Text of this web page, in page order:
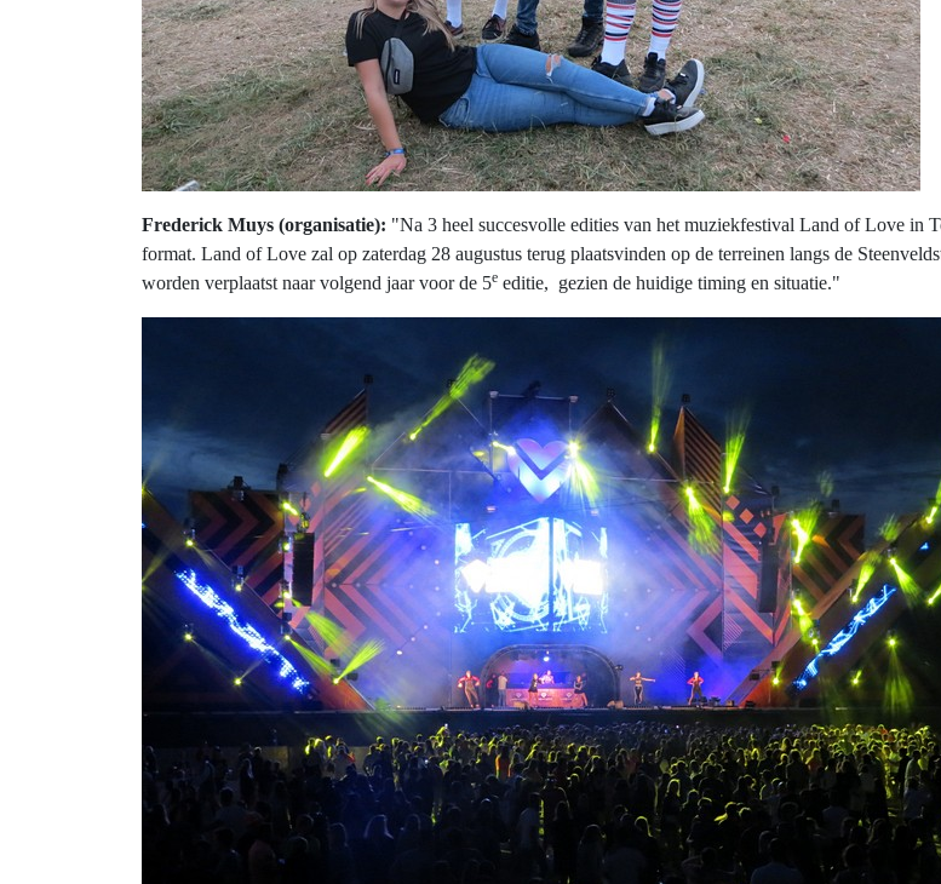
Frederick Muys (organisatie): "Na 3 heel succesvolle edities van het muziekfestival Land of Love in
format. Land of Love zal op zaterdag 28 augustus terug plaatsvinden op de terreinen langs de
worden verplaatst naar volgend jaar voor de 5e editie, gezien de huidige timing en situatie."